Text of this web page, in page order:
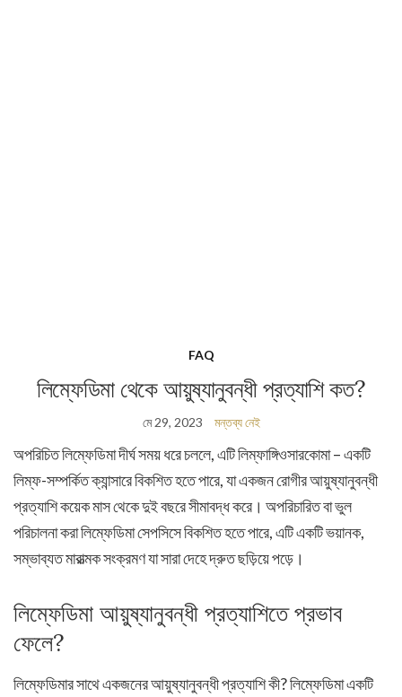
FAQ
লিম্ফেডিমা থেকে আয়ুষ্যানুবন্ধী প্রত্যাশি কত?
মে 29, 2023 মন্তব্য নেই
অপরিচিত লিম্ফেডিমা দীর্ঘ সময় ধরে চললে, এটি লিম্ফাঙ্গিওসারকোমা – একটি
লিম্ফ-সম্পর্কিত ক্যান্সারে বিকশিত হতে পারে, যা একজন রোগীর আয়ুষ্যানুবন্ধী
প্রত্যাশি কয়েক মাস থেকে দুই বছরে সীমাবদ্ধ করে। অপরিচারিত বা ভুল
পরিচালনা করা লিম্ফেডিমা সেপসিসে বিকশিত হতে পারে, এটি একটি ভয়ানক,
সম্ভাব্যত মারাত্মক সংক্রমণ যা সারা দেহে দ্রুত ছড়িয়ে পড়ে।
লিম্ফেডিমা আয়ুষ্যানুবন্ধী প্রত্যাশিতে প্রভাব
ফেলে?
লিম্ফেডিমার সাথে একজনের আয়ুষ্যানুবন্ধী প্রত্যাশি কী? লিম্ফেডিমা একটি